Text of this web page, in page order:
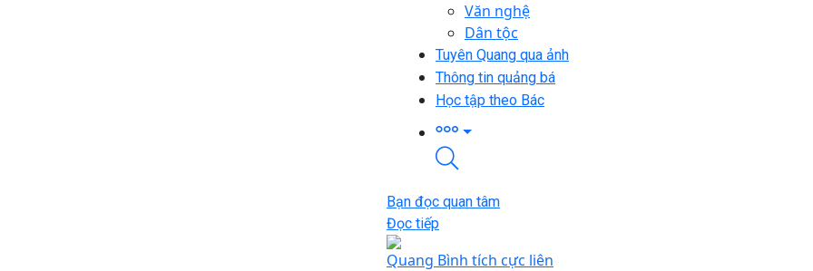
Văn nghệ
Dân tộc
Tuyên Quang qua ảnh
Thông tin quảng bá
Học tập theo Bác
Bạn đọc quan tâm
Đọc tiếp
Quang Bình tích cực liên